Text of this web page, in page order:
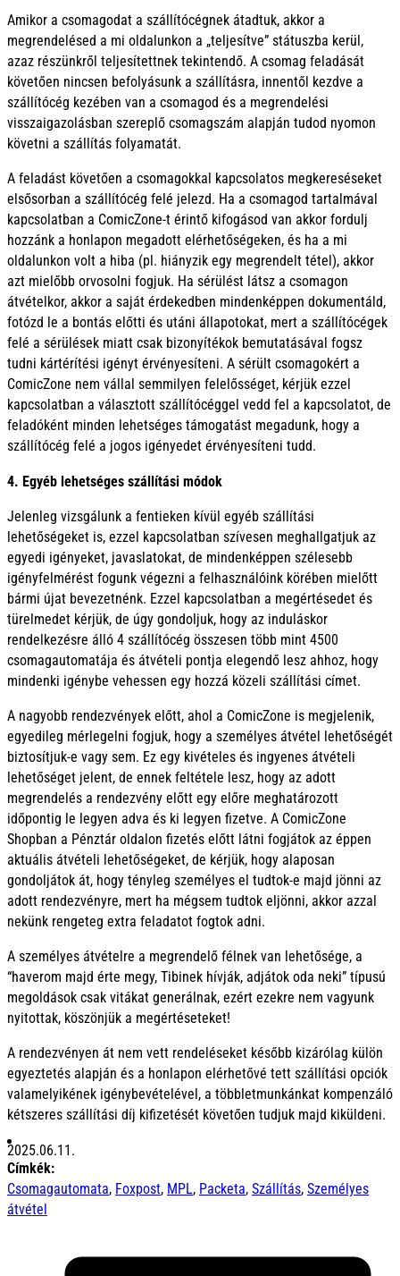
Amikor a csomagodat a szállítócégnek átadtuk, akkor a
megrendelésed a mi oldalunkon a „teljesítve” státuszba kerül,
azaz részünkről teljesítettnek tekintendő. A csomag feladását
követően nincsen befolyásunk a szállításra, innentől kezdve a
szállítócég kezében van a csomagod és a megrendelési
visszaigazolásban szereplő csomagszám alapján tudod nyomon
követni a szállítás folyamatát.
A feladást követően a csomagokkal kapcsolatos megkereséseket
elsősorban a szállítócég felé jelezd. Ha a csomagod tartalmával
kapcsolatban a ComicZone-t érintő kifogásod van akkor fordulj
hozzánk a honlapon megadott elérhetőségeken, és ha a mi
oldalunkon volt a hiba (pl. hiányzik egy megrendelt tétel), akkor
azt mielőbb orvosolni fogjuk. Ha sérülést látsz a csomagon
átvételkor, akkor a saját érdekedben mindenképpen dokumentáld,
fotózd le a bontás előtti és utáni állapotokat, mert a szállítócégek
felé a sérülések miatt csak bizonyítékok bemutatásával fogsz
tudni kártérítési igényt érvényesíteni. A sérült csomagokért a
ComicZone nem vállal semmilyen felelősséget, kérjük ezzel
kapcsolatban a választott szállítócéggel vedd fel a kapcsolatot, de
feladóként minden lehetséges támogatást megadunk, hogy a
szállítócég felé a jogos igényedet érvényesíteni tudd.
4. Egyéb lehetséges szállítási módok
Jelenleg vizsgálunk a fentieken kívül egyéb szállítási
lehetőségeket is, ezzel kapcsolatban szívesen meghallgatjuk az
egyedi igényeket, javaslatokat, de mindenképpen szélesebb
igényfelmérést fogunk végezni a felhasználóink körében mielőtt
bármi újat bevezetnénk. Ezzel kapcsolatban a megértésedet és
türelmedet kérjük, de úgy gondoljuk, hogy az induláskor
rendelkezésre álló 4 szállítócég összesen több mint 4500
csomagautomatája és átvételi pontja elegendő lesz ahhoz, hogy
mindenki igénybe vehessen egy hozzá közeli szállítási címet.
A nagyobb rendezvények előtt, ahol a ComicZone is megjelenik,
egyedileg mérlegelni fogjuk, hogy a személyes átvétel lehetőségét
biztosítjuk-e vagy sem. Ez egy kivételes és ingyenes átvételi
lehetőséget jelent, de ennek feltétele lesz, hogy az adott
megrendelés a rendezvény előtt egy előre meghatározott
időpontig le legyen adva és ki legyen fizetve. A ComicZone
Shopban a Pénztár oldalon fizetés előtt látni fogjátok az éppen
aktuális átvételi lehetőségeket, de kérjük, hogy alaposan
gondoljátok át, hogy tényleg személyes el tudtok-e majd jönni az
adott rendezvényre, mert ha mégsem tudtok eljönni, akkor azzal
nekünk rengeteg extra feladatot fogtok adni.
A személyes átvételre a megrendelő félnek van lehetősége, a
“haverom majd érte megy, Tibinek hívják, adjátok oda neki” típusú
megoldások csak vitákat generálnak, ezért ezekre nem vagyunk
nyitottak, köszönjük a megértéseteket!
A rendezvényen át nem vett rendeléseket később kizárólag külön
egyeztetés alapján és a honlapon elérhetővé tett szállítási opciók
valamelyikének igénybevételével, a többletmunkánkat kompenzáló
kétszeres szállítási díj kifizetését követően tudjuk majd kiküldeni.
2025.06.11.
Címkék:
Csomagautomata, Foxpost, MPL, Packeta, Szállítás, Személyes
átvétel